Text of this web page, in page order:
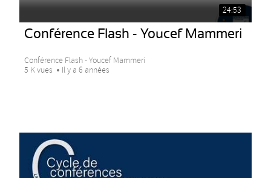
24:53
Conférence Flash - Youcef Mammeri
Conférence Flash - Youcef Mammeri
5 K vues
Il y a 6 années